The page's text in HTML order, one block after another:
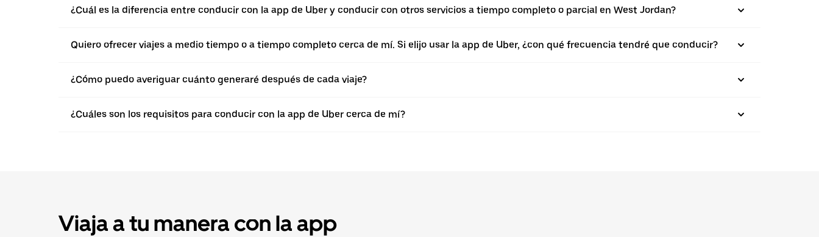
¿Cuál es la diferencia entre conducir con la app de Uber y conducir con otros servicios a tiempo completo o parcial en West Jordan?
Quiero ofrecer viajes a medio tiempo o a tiempo completo cerca de mí. Si elijo usar la app de Uber, ¿con qué frecuencia tendré que conducir?
¿Cómo puedo averiguar cuánto generaré después de cada viaje?
¿Cuáles son los requisitos para conducir con la app de Uber cerca de mí?
Viaja a tu manera con la app